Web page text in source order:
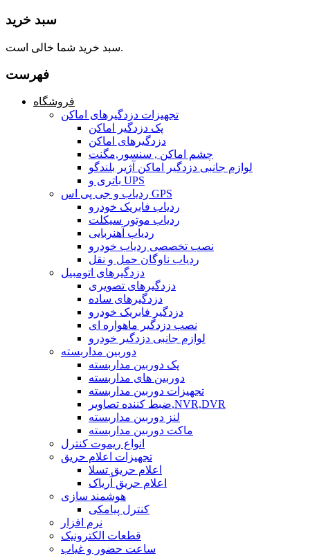
سبد خرید
سبد خرید شما خالی است.
فهرست
فروشگاه
تجهیزات دزدگیرهای اماکن
پک دزدگیر اماکن
دزدگیرهای اماکن
چشم اماکن , سنسور,مگنت
لوازم جانبی دزدگیر اماکن آژیر بلندگو
باتری و UPS
ردیاب و جی پی اس GPS
ردیاب فابریک خودرو
ردیاب موتور سیکلت
ردیاب آهنربایی
نصب تخصصی ردیاب خودرو
ردیاب ناوگان حمل و نقل
دزدگیرهای اتومبیل
دزدگیرهای تصویری
دزدگیرهای ساده
دزدگیر فابریک خودرو
نصب دزدگیر ماهواره ای
لوازم جانبی دزدگیر خودرو
دوربین مداربسته
پک دوربین مداربسته
دوربین های مداربسته
تجهیزات دوربین مداربسته
ضبط کننده تصاویر,NVR,DVR
لنز دوربین مداربسته
ماکت دوربین مداربسته
انواع ریموت کنترل
تجهیزات اعلام حریق
اعلام حریق تسلا
اعلام حریق آریاک
هوشمند سازی
کنترل پیامکی
نرم افزار
قطعات الکترونیک
ساعت حضور و غیاب